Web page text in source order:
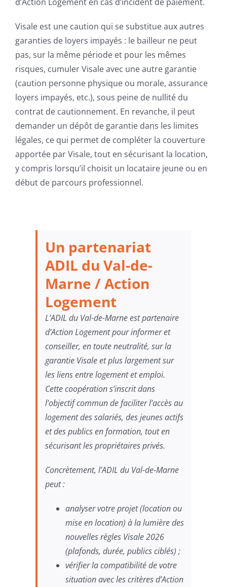
Visale est une caution qui se substitue aux autres
garanties de loyers impayés : le bailleur ne peut
pas, sur la même période et pour les mêmes
risques, cumuler Visale avec une autre garantie
(caution personne physique ou morale, assurance
loyers impayés, etc.), sous peine de nullité du
contrat de cautionnement. En revanche, il peut
demander un dépôt de garantie dans les limites
légales, ce qui permet de compléter la couverture
apportée par Visale, tout en sécurisant la location,
y compris lorsqu’il choisit un locataire jeune ou en
début de parcours professionnel.
Un partenariat
ADIL du Val-de-
Marne / Action
Logement
L’ADIL du Val-de-Marne est partenaire
d’Action Logement pour informer et
conseiller, en toute neutralité, sur la
garantie Visale et plus largement sur
les liens entre logement et emploi.
Cette coopération s’inscrit dans
l’objectif commun de faciliter l’accès au
logement des salariés, des jeunes actifs
et des publics en formation, tout en
sécurisant les propriétaires privés.
Concrètement, l’ADIL du Val-de-Marne
peut :
analyser votre projet (location ou
mise en location) à la lumière des
nouvelles règles Visale 2026
(plafonds, durée, publics ciblés) ;
vérifier la compatibilité de votre
situation avec les critères d’Action